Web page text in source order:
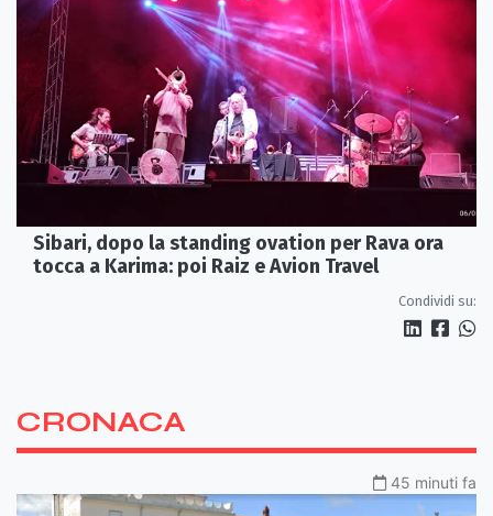
Sibari, dopo la standing ovation per Rava ora
tocca a Karima: poi Raiz e Avion Travel
Condividi su:
CRONACA
45 minuti fa